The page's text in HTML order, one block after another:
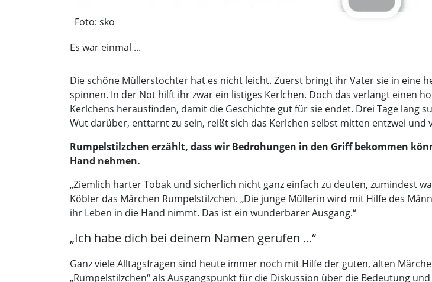
Foto: sko
Es war einmal ...
Die schöne Müllerstochter hat es nicht leicht. Zuerst bringt ihr Vater sie in eine
spinnen. In der Not hilft ihr zwar ein listiges Kerlchen. Doch das verlangt einen
Kerlchens herausfinden, damit die Geschichte gut für sie endet. Drei Tage lang
Wut darüber, enttarnt zu sein, reißt sich das Kerlchen selbst mitten entzwei und
Rumpelstilzchen erzählt, dass wir Bedrohungen in den Griff bekommen
Hand nehmen.
„Ziemlich harter Tobak und sicherlich nicht ganz einfach zu deuten, zumindest
Köbler das Märchen Rumpelstilzchen. „Die junge Müllerin wird mit Hilfe des
ihr Leben in die Hand nimmt. Das ist ein wunderbarer Ausgang.“
„Ich habe dich bei deinem Namen gerufen ...“
Ganz viele Alltagsfragen sind heute immer noch mit Hilfe der guten, alten
„Rumpelstilzchen“ als Ausgangspunkt für die Diskussion über die Bedeutung